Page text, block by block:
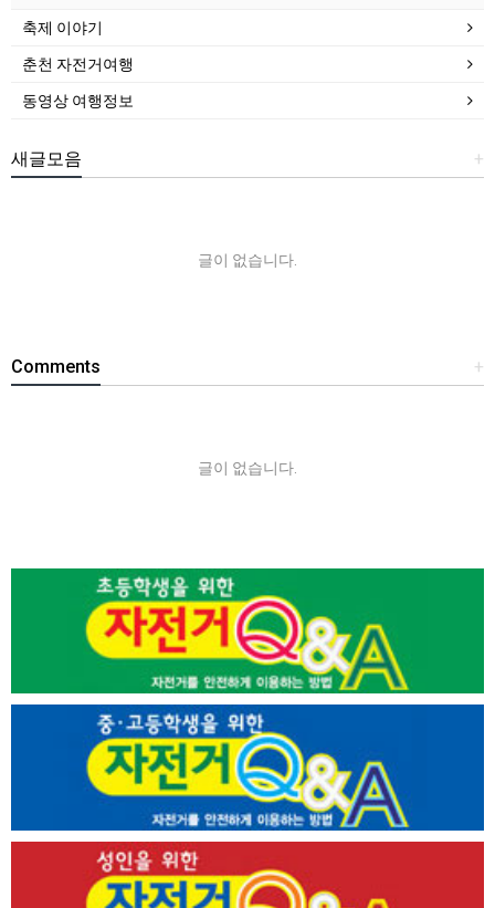
축제 이야기
춘천 자전거여행
동영상 여행정보
+
새글모음
글이 없습니다.
+
Comments
글이 없습니다.